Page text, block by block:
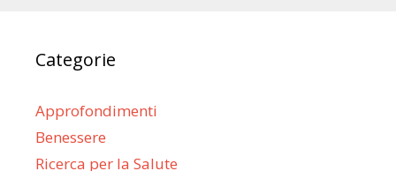
Categorie
Approfondimenti
Benessere
Ricerca per la Salute